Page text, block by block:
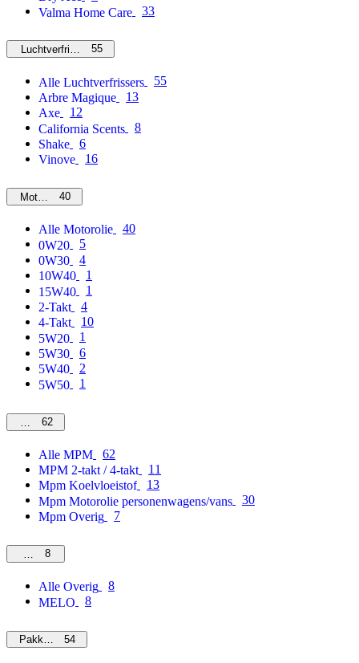
Valma Home Care
33
Luchtverfrissers55
Alle Luchtverfrissers
55
Arbre Magique
13
Axe
12
California Scents
8
Shake
6
Vinove
16
Motorolie40
Alle Motorolie
40
0W20
5
0W30
4
10W40
1
15W40
1
2-Takt
4
4-Takt
10
5W20
1
5W30
6
5W40
2
5W50
1
MPM62
Alle MPM
62
MPM 2-takt / 4-takt
11
Mpm Koelvloeistof
13
Mpm Motorolie personenwagens/vans
30
Mpm Overig
7
Overig
8
Alle Overig
8
MELO
8
Pakketten54